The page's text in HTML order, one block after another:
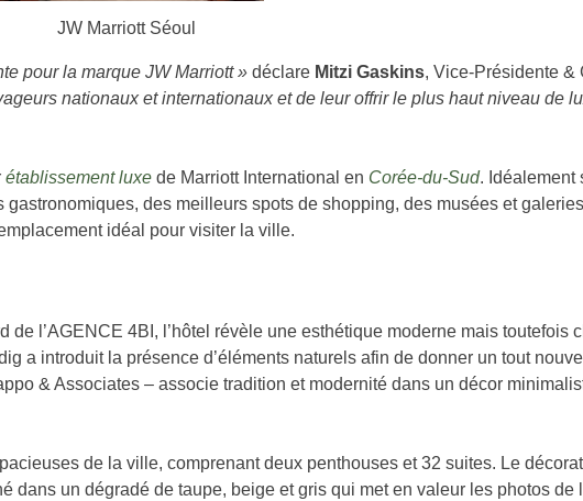
JW Marriott Séoul
pour la marque JW Marriott » déclare Mitzi Gaskins, Vice-Présidente &
nationaux et internationaux et de leur offrir le plus haut niveau de
établissement luxe de Marriott International en Corée-du-Sud. Idéalement
des meilleurs spots de shopping, des musées et
idéal pour visiter la ville.
de l’AGENCE 4BI, l’hôtel révèle une esthétique moderne mais toutefois
a introduit la présence d’éléments naturels afin de donner un tout
& Associates – associe tradition et modernité dans un décor
de la ville, comprenant deux penthouses et 32 suites. Le
un dégradé de taupe, beige et gris qui met en valeur les photos de